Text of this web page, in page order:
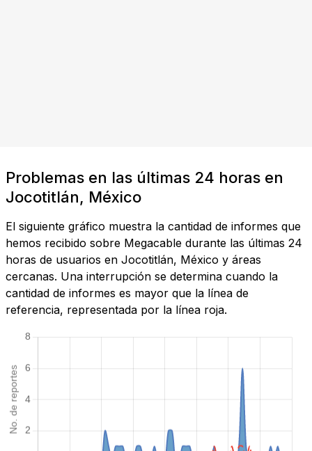
Problemas en las últimas 24 horas en
Jocotitlán, México
El siguiente gráfico muestra la cantidad de informes que
hemos recibido sobre Megacable durante las últimas 24
horas de usuarios en Jocotitlán, México y áreas
cercanas. Una interrupción se determina cuando la
cantidad de informes es mayor que la línea de
referencia, representada por la línea roja.